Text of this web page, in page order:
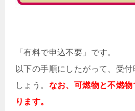
「有料で申込不要」です。
以下の手順にしたがって、受付
しょう。 なお、可燃物と不燃
ります。